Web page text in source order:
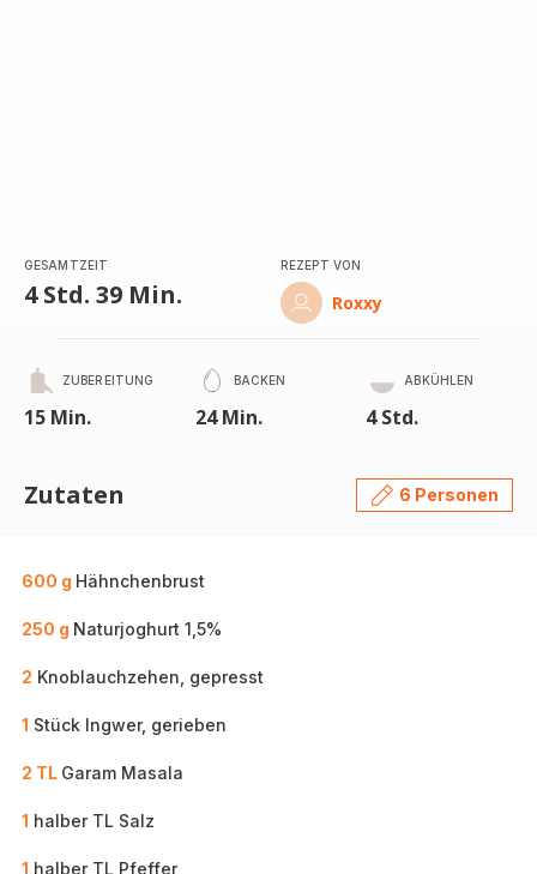
GESAMTZEIT
4 Std. 39 Min.
REZEPT VON
Roxxy
ZUBEREITUNG
15 Min.
BACKEN
24 Min.
ABKÜHLEN
4 Std.
Zutaten 6 Personen
600 g Hähnchenbrust
250 g Naturjoghurt 1,5%
2 Knoblauchzehen, gepresst
1 Stück Ingwer, gerieben
2 TL Garam Masala
1 halber TL Salz
1 halber TL Pfeffer